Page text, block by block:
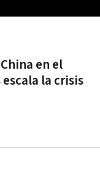
en el
la crisis